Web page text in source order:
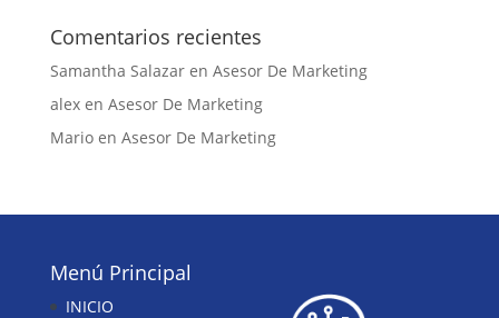
Comentarios recientes
Samantha Salazaren Asesor De Marketing
alexen Asesor De Marketing
Marioen Asesor De Marketing
Menú Principal
INICIO